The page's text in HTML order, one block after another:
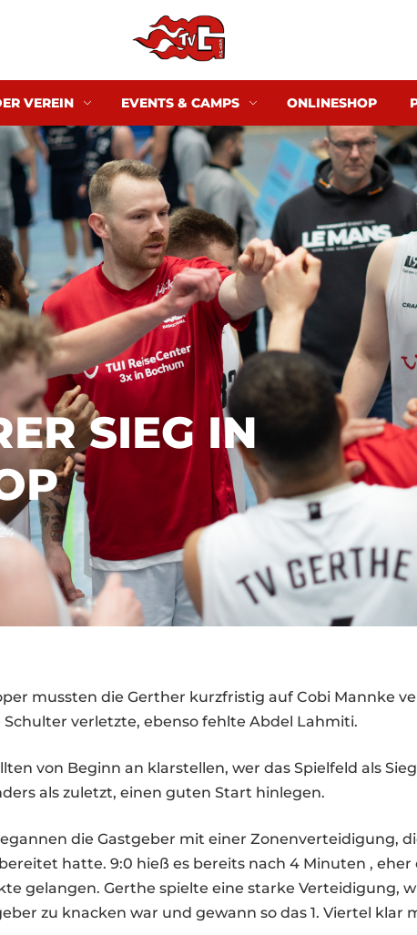
VEREIN EVENTS & CAMPS ONLINESHOP
SIEG IN
mussten die Gerther kurzfristig auf Cobi Mannke
verletzte, ebenso fehlte Abdel Lahmiti.
von Beginn an klarstellen, wer das Spielfeld als
als zuletzt, einen guten Start hinlegen.
die Gastgeber mit einer Zonenverteidigung,
hatte. 9:0 hieß es bereits nach 4 Minuten , eher
gelangen. Gerthe spielte eine starke Verteidigung,
zu knacken war und gewann so das 1. Viertel klar